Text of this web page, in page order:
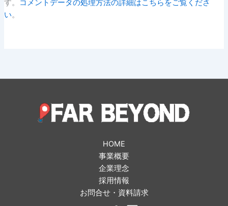
す。
コメントデータの処理方法の詳細はこちらをご覧くださ
い。
HOME
事業概要
企業理念
採用情報
お問合せ・資料請求